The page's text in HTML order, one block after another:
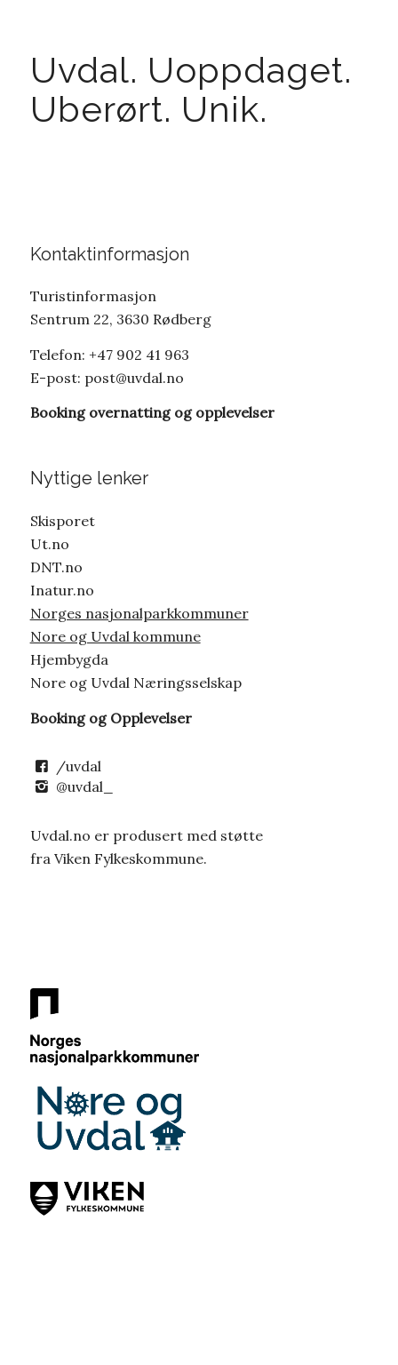
Uvdal. Uoppdaget.
Uberørt. Unik.
Kontaktinformasjon
Turistinformasjon
Sentrum 22, 3630 Rødberg
Telefon: +47 902 41 963
E-post: post@uvdal.no
Booking overnatting og opplevelser
Nyttige lenker
Skisporet
Ut.no
DNT.no
Inatur.no
Norges nasjonalparkkommuner
Nore og Uvdal kommune
Hjembygda
Nore og Uvdal Næringsselskap
Booking og Opplevelser
/uvdal
@uvdal_
Uvdal.no er produsert med støtte
fra Viken Fylkeskommune.